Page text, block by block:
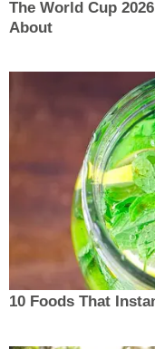
The World Cup
About
10 Foods That